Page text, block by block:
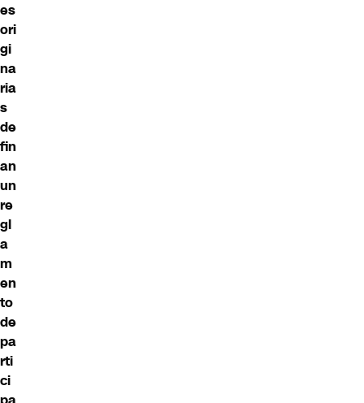
es
ori
gi
na
ria
s
de
fin
an
un
re
gl
a
m
en
to
de
pa
rti
ci